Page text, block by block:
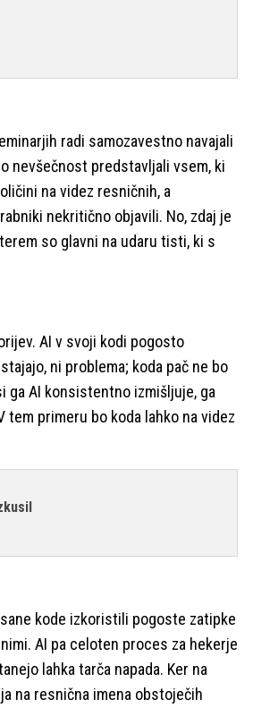
radi samozavestno navajali
nevšečnost predstavljali vsem, ki
na videz resničnih, a
nekritično objavili. No, zdaj je
so glavni na udaru tisti, ki s
AI v svoji kodi pogosto
ni problema; koda pač ne bo
ga AI konsistentno izmišljuje, ga
primeru bo koda lahko na videz
kode izkoristili pogoste zatipke
AI pa celoten proces za hekerje
lahka tarča napada. Ker na
na resnična imena obstoječih